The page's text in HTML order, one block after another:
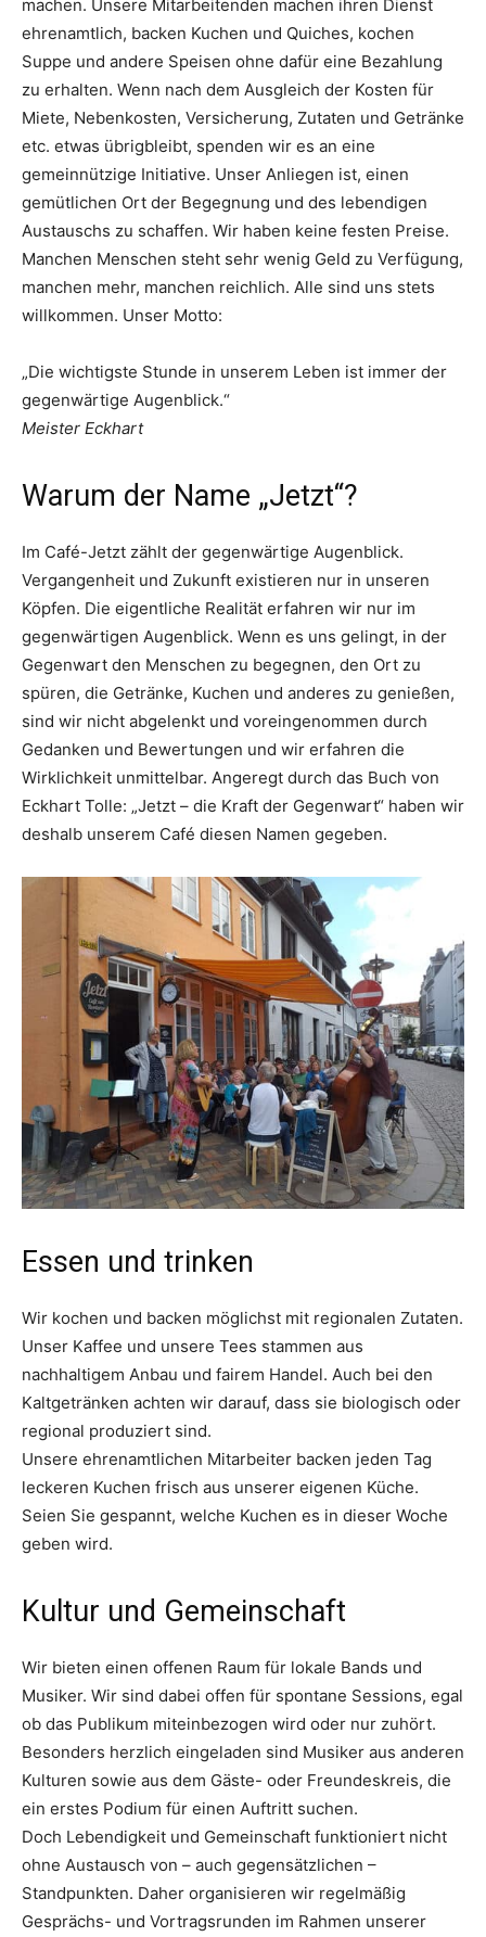
machen. Unsere Mitarbeitenden machen ihren Dienst
ehrenamtlich, backen Kuchen und Quiches, kochen
Suppe und andere Speisen ohne dafür eine Bezahlung
zu erhalten. Wenn nach dem Ausgleich der Kosten für
Miete, Nebenkosten, Versicherung, Zutaten und Getränke
etc. etwas übrigbleibt, spenden wir es an eine
gemeinnützige Initiative. Unser Anliegen ist, einen
gemütlichen Ort der Begegnung und des lebendigen
Austauschs zu schaffen. Wir haben keine festen Preise.
Manchen Menschen steht sehr wenig Geld zu Verfügung,
manchen mehr, manchen reichlich. Alle sind uns stets
willkommen. Unser Motto:
„Die wichtigste Stunde in unserem Leben ist immer der
gegenwärtige Augenblick.“
Meister Eckhart
Warum der Name „Jetzt“?
Im Café-Jetzt zählt der gegenwärtige Augenblick.
Vergangenheit und Zukunft existieren nur in unseren
Köpfen. Die eigentliche Realität erfahren wir nur im
gegenwärtigen Augenblick. Wenn es uns gelingt, in der
Gegenwart den Menschen zu begegnen, den Ort zu
spüren, die Getränke, Kuchen und anderes zu genießen,
sind wir nicht abgelenkt und voreingenommen durch
Gedanken und Bewertungen und wir erfahren die
Wirklichkeit unmittelbar. Angeregt durch das Buch von
Eckhart Tolle: „Jetzt – die Kraft der Gegenwart“ haben wir
deshalb unserem Café diesen Namen gegeben.
Essen und trinken
Wir kochen und backen möglichst mit regionalen Zutaten.
Unser Kaffee und unsere Tees stammen aus
nachhaltigem Anbau und fairem Handel. Auch bei den
Kaltgetränken achten wir darauf, dass sie biologisch oder
regional produziert sind.
Unsere ehrenamtlichen Mitarbeiter backen jeden Tag
leckeren Kuchen frisch aus unserer eigenen Küche.
Seien Sie gespannt, welche Kuchen es in dieser Woche
geben wird.
Kultur und Gemeinschaft
Wir bieten einen offenen Raum für lokale Bands und
Musiker. Wir sind dabei offen für spontane Sessions, egal
ob das Publikum miteinbezogen wird oder nur zuhört.
Besonders herzlich eingeladen sind Musiker aus anderen
Kulturen sowie aus dem Gäste- oder Freundeskreis, die
ein erstes Podium für einen Auftritt suchen.
Doch Lebendigkeit und Gemeinschaft funktioniert nicht
ohne Austausch von – auch gegensätzlichen –
Standpunkten. Daher organisieren wir regelmäßig
Gesprächs- und Vortragsrunden im Rahmen unserer